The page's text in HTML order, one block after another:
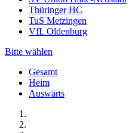
Thüringer HC
TuS Metzingen
VfL Oldenburg
Bitte wählen
Gesamt
Heim
Auswärts